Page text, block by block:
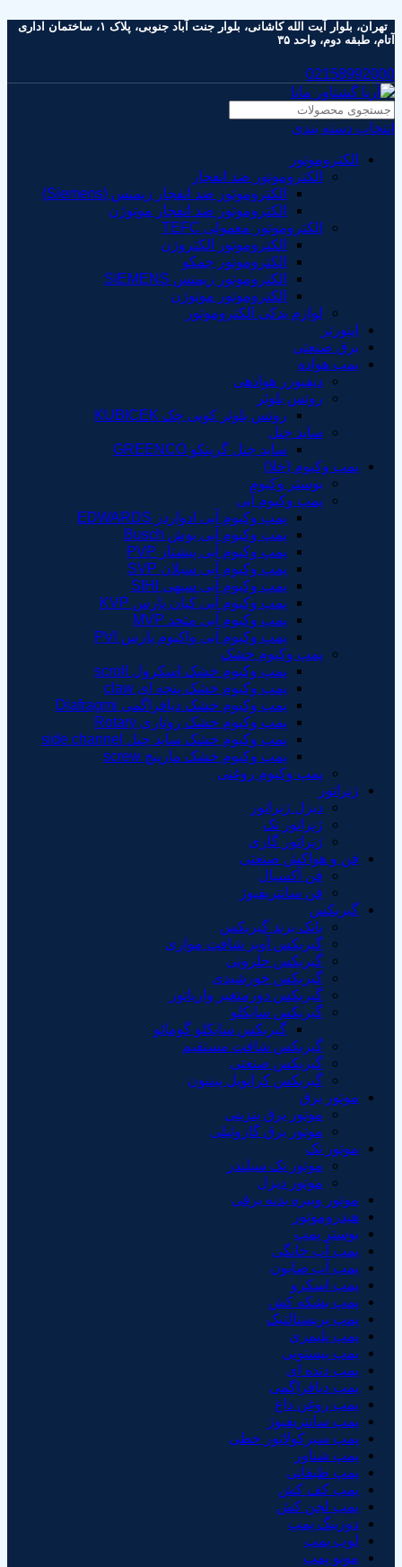
تهران، بلوار آیت الله کاشانی، بلوار جنت آباد جنوبی، پلاک ۱، ساختمان اداری
آتام، طبقه دوم، واحد ۳۵
02158992000
انتخاب دسته بندی
الکتروموتور
الکتروموتور ضد انفجار
الکتروموتور ضد انفجار زیمنس (Siemens)
الکتروموتور ضد انفجار موتوژن
الکتروموتور معمولی TEFC
الکتروموتور الکتروژن
الکتروموتور جمکو
الکتروموتور زیمنس SIEMENS
الکتروموتور موتوژن
لوازم یدکی الکتروموتور
اینورتر
برق صنعتی
پمپ هواده
دیفیوزر هوادهی
روتس بلوئر
روتس بلوئر کوبی چک KUBICEK
ساید چنل
ساید چنل گرینکو GREENCO
پمپ وکیوم (خلا)
بوستر وکیوم
پمپ وکیوم آبی
پمپ وکیوم آبی ادواردز EDWARDS
پمپ‌ وکیوم آبی بوش Busch
پمپ وکیوم آبی پیشتاز PVP
پمپ وکیوم آبی سبلان SVP
پمپ وکیوم آبی سیهی SIHI
پمپ وکیوم آبی کیان پارس KVP
پمپ وکیوم آبی متحد MVP
پمپ وکیوم آبی واکیوم پارس PVI
پمپ وکیوم خشک
پمپ وکیوم خشک اسکرول scroll
پمپ وکیوم خشک پنجه ای claw
پمپ وکیوم خشک دیافراگمی Diafragmi
پمپ وکیوم خشک روتاری Rotary
پمپ وکیوم خشک ساید چنل side channel
پمپ وکیوم خشک مارپیچ screw
پمپ وکیوم روغنی
ژنراتور
دیزل ژنراتور
ژنراتور تک
ژنراتور گازی
فن و هواکش صنعتی
فن آکسیال
فن سانتریفیوژ
گیربکس
بانک برند گیربکس
گیربکس آویز شافت موازی
گیربکس حلزونی
گیربکس خورشیدی
گیربکس دورمتغیر واریاتور
گیربکس سایکلو
گیربکس سایکلو گومائو
گیربکس شافت مستقیم
گیربکس صنعتی
گیربکس کرانویل پینیون
موتور برق
موتور برق بنزینی
موتور برق گازوئیلی
موتور تک
موتور تک سیلندر
موتور دیزل
موتور ویبره بدنه برقی
هیدروموتور
بوستر پمپ
پمپ آب خانگی
پمپ آب صابون
پمپ اسکرو
پمپ بشکه کش
پمپ پریستالتیک
پمپ پلیمری
پمپ پیستونی
پمپ دنده ای
پمپ دیافراگمی
پمپ روغن داغ
پمپ سانتریفیوژ
پمپ سیرکولاتور خطی
پمپ شناور
پمپ طبقاتی
پمپ کف کش
پمپ لجن کش
دوزینگ پمپ
لوب پمپ
مونو پمپ